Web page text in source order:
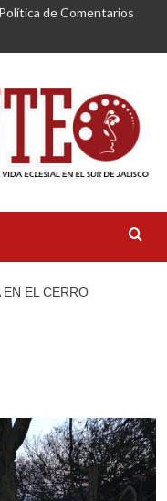
Política de Comentarios
EN EL CERRO